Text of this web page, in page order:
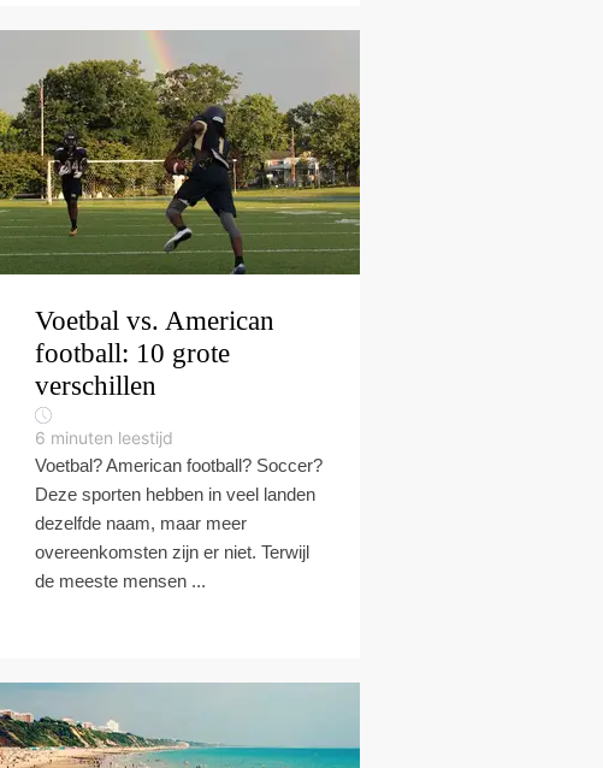
Voetbal vs. American
football: 10 grote
verschillen
6 minuten leestijd
Voetbal? American football? Soccer?
Deze sporten hebben in veel landen
dezelfde naam, maar meer
overeenkomsten zijn er niet. Terwijl
de meeste mensen ...